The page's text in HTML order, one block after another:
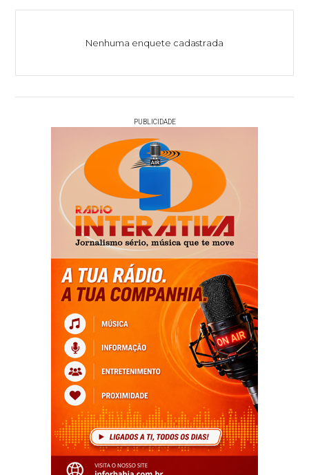
Nenhuma enquete cadastrada
PUBLICIDADE